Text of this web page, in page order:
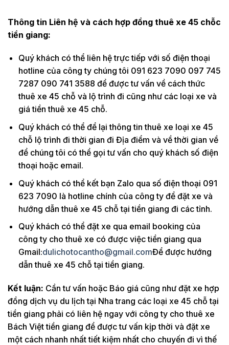
Thông tin Liên hệ và cách hợp đồng thuê xe 45 chỗc
tiền giang:
Quý khách có thể liên hệ trực tiếp với số điện thoại
hotline của công ty chúng tôi 091 623 7090 097 745
7287 090 741 3588 để được tư vấn về cách thức
thuê xe 45 chỗ và lộ trình đi cũng như các loại xe và
giá tiền thuê xe 45 chỗ.
Quý khách có thể để lại thông tin thuê xe loại xe 45
chỗ lộ trình đi thời gian đi Địa điểm và về thời gian về
để chúng tôi có thể gọi tư vấn cho quý khách số điện
thoại hoặc email.
Quý khách có thể kết bạn Zalo qua số điện thoại 091
623 7090 là hotline chính của công ty để đặt xe và
hướng dẫn thuê xe 45 chỗ tại tiền giang đi các tỉnh.
Quý khách có thể đặt xe qua email booking của
công ty cho thuê xe có được việc tiền giang qua
Gmail:dulichotocantho@gmail.comĐể được hướng
dẫn thuê xe 45 chỗ tại tiền giang.
Kết luận: Cần tư vấn hoặc Báo giá cũng như đặt xe hợp
đồng dịch vụ du lịch tại Nha trang các loại xe 45 chỗ tại
tiền giang phải có liên hệ ngay với công ty cho thuê xe
Bách Việt tiền giang để được tư vấn kịp thời và đặt xe
một cách nhanh nhất tiết kiệm nhất cho chuyến đi vì thế